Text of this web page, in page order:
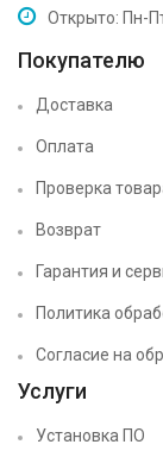
Открыто: Пн-
Покупателю
Доставка
Оплата
Проверка
Возврат
Гарантия и
Политика
Согласие на
Услуги
Установка ПО